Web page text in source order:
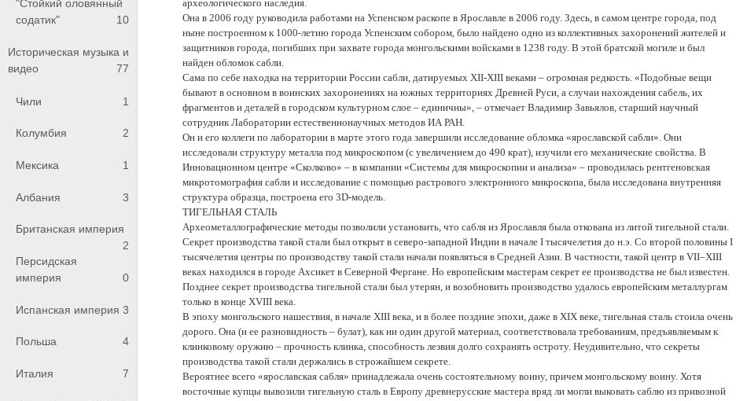
"Стойкий оловянный
содатик"
10
Историческая музыка и
видео
77
Чили 1
Колумбия 2
Мексика 1
Албания 3
Британская империя
2
Персидская
империя
0
Испанская империя 3
Польша 4
Италия 7
археологического наследия.
Она в 2006 году руководила работами на Успенском раскопе в Ярославле в 2006 году. Здесь, в самом центре города, под
ныне построенном к 1000-летию города Успенским собором, было найдено одно из коллективных захоронений жителей и
защитников города, погибших при захвате города монгольскими войсками в 1238 году. В этой братской могиле и был
найден обломок сабли.
Сама по себе находка на территории России сабли, датируемых XII-XIII веками – огромная редкость. «Подобные вещи
бывают в основном в воинских захоронениях на южных территориях Древней Руси, а случаи нахождения сабель, их
фрагментов и деталей в городском культурном слое – единичны», – отмечает Владимир Завьялов, старший научный
сотрудник Лаборатории естественнонаучных методов ИА РАН.
Он и его коллеги по лаборатории в марте этого года завершили исследование обломка «ярославской сабли». Они
исследовали структуру металла под микроскопом (с увеличением до 490 крат), изучили его механические свойства. В
Инновационном центре «Сколково» – в компании «Системы для микроскопии и анализа» – проводилась рентгеновская
микротомография сабли и исследование с помощью растрового электронного микроскопа, была исследована внутренняя
структура образца, построена его 3D-модель.
ТИГЕЛЬНАЯ СТАЛЬ
Археометаллографические методы позволили установить, что сабля из Ярославля была откована из литой тигельной стали.
Секрет производства такой стали был открыт в северо-западной Индии в начале I тысячелетия до н.э. Со второй половины I
тысячелетия центры по производству такой стали начали появляться в Средней Азии. В частности, такой центр в VII–XIII
веках находился в городе Ахсикет в Северной Фергане. Но европейским мастерам секрет ее производства не был известен.
Позднее секрет производства тигельной стали был утерян, и возобновить производство удалось европейским металлургам
только в конце XVIII века.
В эпоху монгольского нашествия, в начале XIII века, и в более поздние эпохи, даже в XIX веке, тигельная сталь стоила очень
дорого. Она (и ее разновидность – булат), как ни один другой материал, соответствовала требованиям, предъявляемым к
клинковому оружию – прочность клинка, способность лезвия долго сохранять остроту. Неудивительно, что секреты
производства такой стали держались в строжайшем секрете.
Вероятнее всего «ярославская сабля» принадлежала очень состоятельному воину, причем монгольскому воину. Хотя
восточные купцы вывозили тигельную сталь в Европу древнерусские мастера вряд ли могли выковать саблю из привозной